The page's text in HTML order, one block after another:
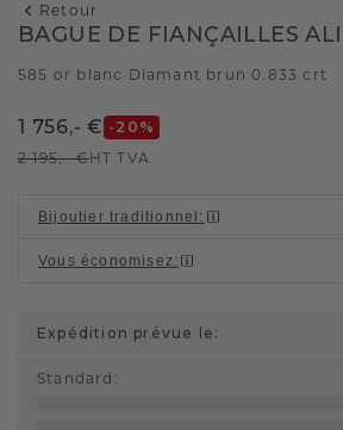
Retour
BAGUE DE FIANÇAILLES
585 or blanc Diamant brun 0.833 crt
1 756,- € -20 %
2 195,- €HT TVA
Bijoutier traditionnel :
Vous économisez:
Expédition prévue le:
Standard :